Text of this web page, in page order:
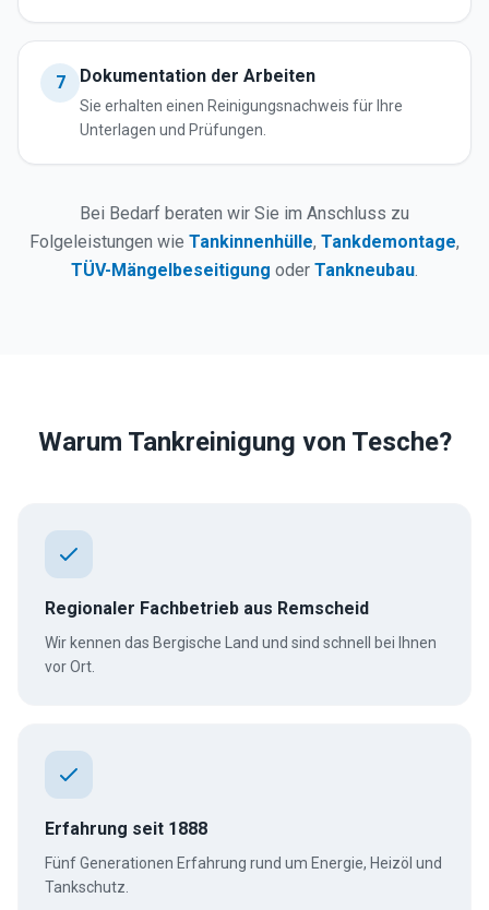
7 Dokumentation der Arbeiten
Sie erhalten einen Reinigungsnachweis für Ihre
Unterlagen und Prüfungen.
Bei Bedarf beraten wir Sie im Anschluss zu
Folgeleistungen wie Tankinnenhülle, Tankdemontage,
TÜV-Mängelbeseitigung oder Tankneubau.
Warum Tankreinigung von Tesche?
Regionaler Fachbetrieb aus Remscheid
Wir kennen das Bergische Land und sind schnell bei Ihnen
vor Ort.
Erfahrung seit 1888
Fünf Generationen Erfahrung rund um Energie, Heizöl und
Tankschutz.